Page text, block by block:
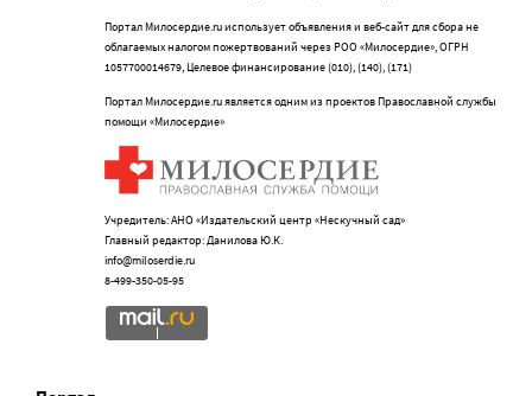
Портал Милосердие.ru использует объявления и веб-сайт для сбора не
облагаемых налогом пожертвований через РОО «Милосердие», ОГРН
1057700014679, Целевое финансирование (010), (140), (171)
Портал Милосердие.ru является одним из проектов Православной службы
помощи «Милосердие»
Учредитель: АНО «Издательский центр «Нескучный сад»
Главный редактор: Данилова Ю.К.
info@miloserdie.ru
8-499-350-05-95